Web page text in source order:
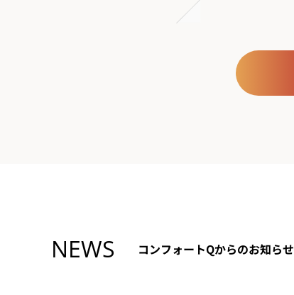
NEWS コンフォートQからのお知らせ